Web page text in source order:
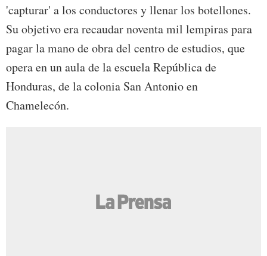
'capturar' a los conductores y llenar los botellones.
Su objetivo era recaudar noventa mil lempiras para
pagar la mano de obra del centro de estudios, que
opera en un aula de la escuela República de
Honduras, de la colonia San Antonio en
Chamelecón.